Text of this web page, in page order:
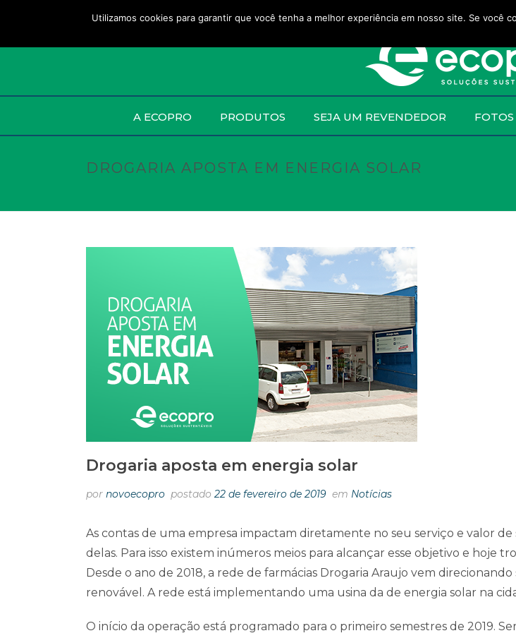
A ECOPRO PRODUTOS SEJA UM REVENDEDOR FOTOS
DROGARIA APOSTA EM ENERGIA SOLAR
Drogaria aposta em energia solar
por novoecopro postado22 de fevereiro de 2019 em Notícias
As contas de uma empresa impactam diretamente no seu serviço e valor
delas. Para isso existem inúmeros meios para alcançar esse objetivo e hoje
Desde o ano de 2018, a rede de farmácias Drogaria Araujo vem
renovável. A rede está implementando uma usina da de energia solar na
O início da operação está programado para o primeiro semestres de 2019.
Utilizamos cookies para garantir que você tenha a melhor experiência em nosso site. Se você